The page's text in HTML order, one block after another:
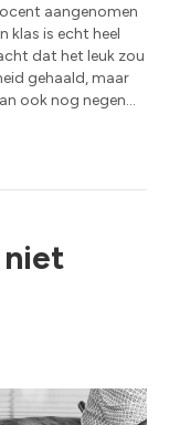
aangenomen
klas is echt heel
dat het leuk zou
gehaald, maar
ook nog negen…